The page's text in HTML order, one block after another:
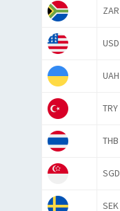
ZAR
USD
UAH
TRY
THB
SGD
SEK